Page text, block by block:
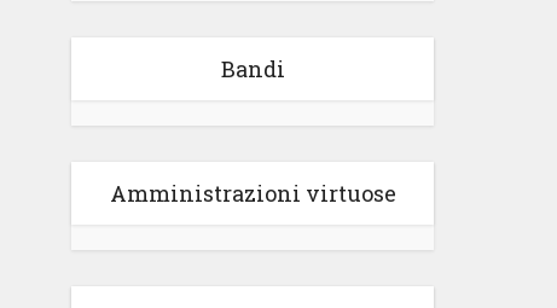
Bandi
Amministrazioni virtuose